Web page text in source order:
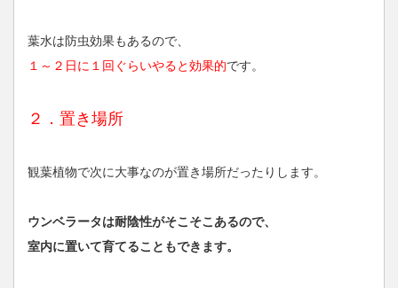
葉水は防虫効果もあるので、
１～２日に１回ぐらいやると効果的です。
２．置き場所
観葉植物で次に大事なのが置き場所だったりします。
ウンベラータは耐陰性がそこそこあるので、
室内に置いて育てることもできます。